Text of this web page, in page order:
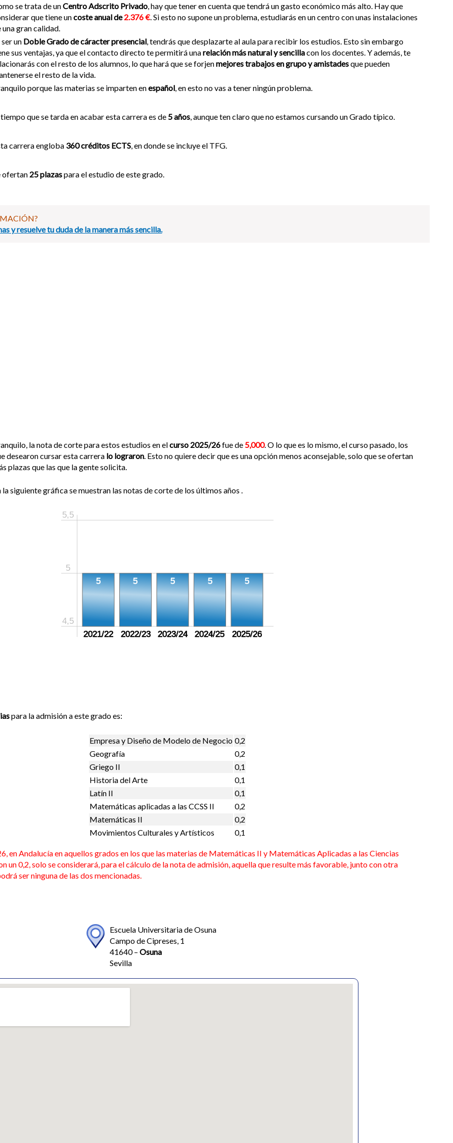
se trata de unCentro Adscrito Privado , hay que tener en cuenta que tendrá un gasto económico más alto. Hay que
que tiene uncoste anual de2.376 € . Si esto no supone un problema, estudiarás en un centro con unas instalaciones
una gran calidad.
un Doble Grado de cáracter presencial , tendrás que desplazarte al aula para recibir los estudios. Esto sin embargo
sus ventajas, ya que el contacto directo te permitirá unarelación más natural y sencillacon los docentes. Y además, te
con el resto de los alumnos, lo que hará que se forjenmejores trabajos en grupo y amistadesque pueden
el resto de la vida.
porque las materias se imparten enespañol , en esto no vas a tener ningún problema.
tiempo que se tarda en acabar esta carrera es de 5 años , aunque ten claro que no estamos cursando un Grado típico.
carrera engloba 360 créditos ECTS , en donde se incluye el TFG.
ofertan 25 plazaspara el estudio de este grado.
y resuelve tu duda de la manera más sencilla.
la nota de corte para estos estudios en elcurso 2025/26fue de 5,000. O lo que es lo mismo, el curso pasado, los
desearon cursar esta carrera lo lograron . Esto no quiere decir que es una opción menos aconsejable, solo que se ofertan
plazas que las que la gente solicita.
la siguiente gráfica se muestran las notas de corte de los últimos años .
5,5
4,5
5
5
5 5 5 5
2021/22 2022/23 2023/24 2024/25 2025/26
para la admisión a este grado es:
Empresa y Diseño de Modelo de Negocio 0,2
Geografía
0,2
Griego II
0,1
Historia del Arte
0,1
Latín II
0,1
Matemáticas aplicadas a las CCSS II
0,2
Matemáticas II
0,2
Movimientos Culturales y Artísticos
0,1
en Andalucía en aquellos grados en los que las materias de Matemáticas II y Matemáticas Aplicadas a las Ciencias
un 0,2, solo se considerará, para el cálculo de la nota de admisión, aquella que resulte más favorable, junto con otra
ser ninguna de las dos mencionadas.
Escuela Universitaria de Osuna
Campo de Cipreses, 1
41640 – Osuna
Sevilla